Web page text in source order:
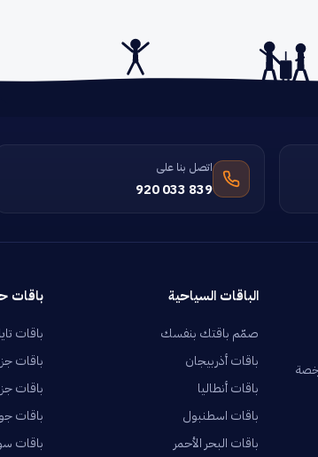
اتصل بنا على
920 033 839
الباقات السياحية
صمّم باقتك بنفسك
باقات أذربيجان
باقات أنطاليا
باقات اسطنبول
باقات البحر الأحمر
باقات
باقات
باقات
باقات
باقات
باقات